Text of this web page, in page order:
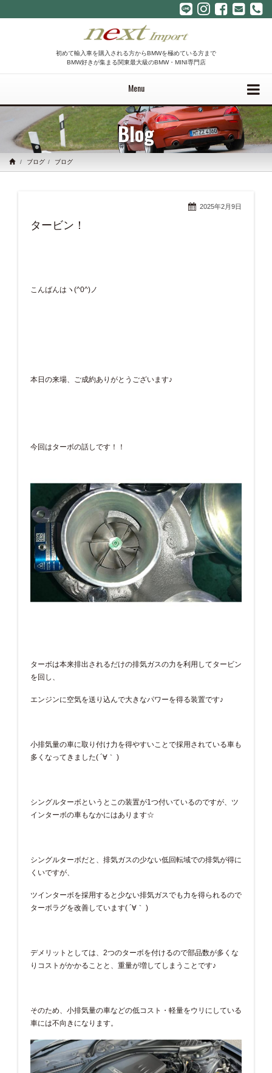
初めて輸入車を購入される方からBMWを極めている方まで
BMW好きが集まる関東最大級のBMW・MINI専門店
Menu
Blog
ブログ ブログ
2025年2月9日
タービン！
こんばんはヽ(^0^)ノ
本日の来場、ご成約ありがとうございます♪
今回はターボの話しです！！
ターボは本来排出されるだけの排気ガスの力を利用してタービン
を回し、
エンジンに空気を送り込んで大きなパワーを得る装置です♪
小排気量の車に取り付け力を得やすいことで採用されている車も
多くなってきました( ´∀｀ )
シングルターボというとこの装置が1つ付いているのですが、ツ
インターボの車もなかにはあります☆
シングルターボだと、排気ガスの少ない低回転域での排気が得に
くいですが、
ツインターボを採用すると少ない排気ガスでも力を得られるので
ターボラグを改善しています( ´∀｀ )
デメリットとしては、2つのターボを付けるので部品数が多くな
りコストがかかることと、重量が増してしまうことです♪
そのため、小排気量の車などの低コスト・軽量をウリにしている
車には不向きになります。